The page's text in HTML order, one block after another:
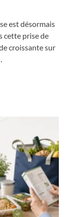
est désormais
cette prise de
croissante sur